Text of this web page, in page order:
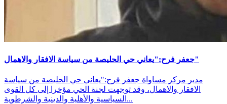
جعفر فرح:"يعاني حي الحليصة من سياسة الافقار والاهمال"
مدير مركز مساواة جعفر فرح:"يعاني حي الحليصة من سياسة
الافقار والاهمال، وقد توجهت لجنة الحي مؤخرا إلى كل القوى
السياسية والأهلية والدينية والشرطوية...